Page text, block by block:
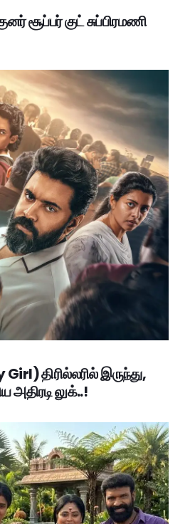
சூப்பர் குட் சுப்பிரமணி
Girl) திரில்லரில் இருந்து,
அதிரடி லுக்..!